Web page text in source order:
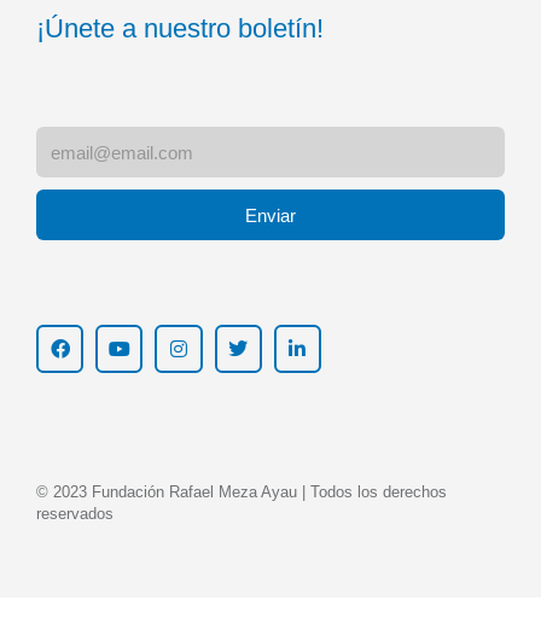
¡Únete a nuestro boletín!
Enviar
© 2023 Fundación Rafael Meza Ayau | Todos los derechos
reservados